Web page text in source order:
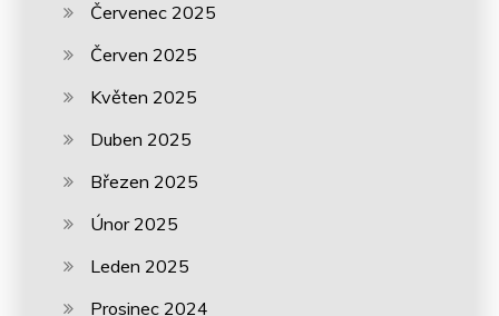
Červenec 2025
Červen 2025
Květen 2025
Duben 2025
Březen 2025
Únor 2025
Leden 2025
Prosinec 2024